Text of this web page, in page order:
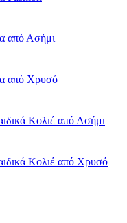
από Ασήμι
από Χρυσό
Κολιέ από Ασήμι
Κολιέ από Χρυσό